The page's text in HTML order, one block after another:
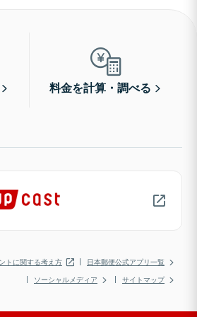
料金を計算・調べる
トに関する考え方
日本郵便公式アプリ一覧
ソーシャルメディア
サイトマップ